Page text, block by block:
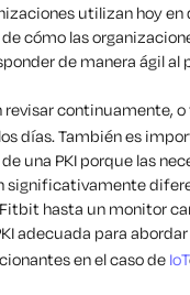
utilizan hoy
cómo las
de manera ágil al
revisar continuamente,
días. También es
una PKI porque las
significativamente
hasta un monitor
adecuada para
en el caso de IoT